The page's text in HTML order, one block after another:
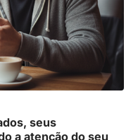
seus
a atenção do seu